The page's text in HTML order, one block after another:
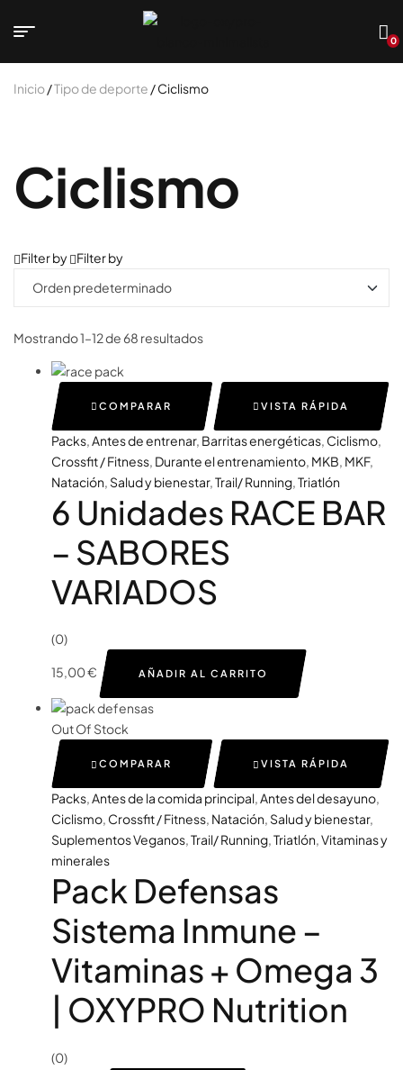
0
Inicio/Tipo de deporte / Ciclismo
Ciclismo
Filter by Filter by
Mostrando 1–12 de 68 resultados
COMPARAR VISTA RÁPIDA
Packs,Antes de entrenar, Barritas energéticas, Ciclismo,
Crossfit / Fitness, Durante el entrenamiento, MKB, MKF,
Natación, Salud y bienestar,Trail/ Running,Triatlón
6 Unidades RACE BAR
– SABORES
VARIADOS
(0)
15,00€ AÑADIR AL CARRITO
Out Of Stock
COMPARAR VISTA RÁPIDA
Packs,Antes de la comida principal,Antes del desayuno,
Ciclismo, Crossfit / Fitness, Natación, Salud y bienestar,
Suplementos Veganos,Trail/ Running,Triatlón,Vitaminas y
minerales
Pack Defensas
Sistema Inmune –
Vitaminas + Omega 3
| OXYPRO Nutrition
(0)